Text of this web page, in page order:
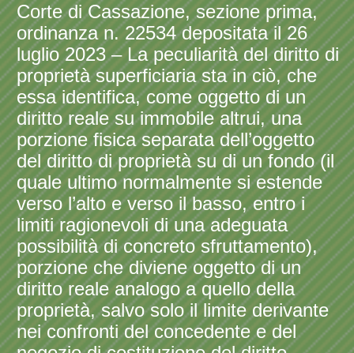
Corte di Cassazione, sezione prima,
ordinanza n. 22534 depositata il 26
luglio 2023 – La peculiarità del diritto di
proprietà superficiaria sta in ciò, che
essa identifica, come oggetto di un
diritto reale su immobile altrui, una
porzione fisica separata dell’oggetto
del diritto di proprietà su di un fondo (il
quale ultimo normalmente si estende
verso l’alto e verso il basso, entro i
limiti ragionevoli di una adeguata
possibilità di concreto sfruttamento),
porzione che diviene oggetto di un
diritto reale analogo a quello della
proprietà, salvo solo il limite derivante
nei confronti del concedente e del